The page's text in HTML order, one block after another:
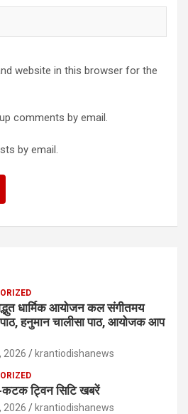
website in this browser for the
comments by email.
by email.
धार्मिक आयोजन कल संगीतमय
हनुमान चालीसा पाठ, आयोजक आप
2026 krantiodishanews
कटक ट्विन सिटि खबरें
2026 krantiodishanews